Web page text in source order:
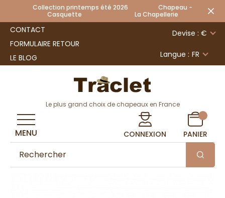
Collection printemps été 2026 Chapeau -
Casquette La Chapellerie
CONTACT
FORMULAIRE RETOUR
LE BLOG
Devise : €
Langue : FR
Le plus grand choix de chapeaux en France
CONNEXION PANIER
MENU